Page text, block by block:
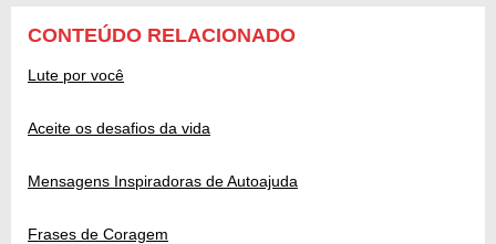
CONTEÚDO RELACIONADO
Lute por você
Aceite os desafios da vida
Mensagens Inspiradoras de Autoajuda
Frases de Coragem